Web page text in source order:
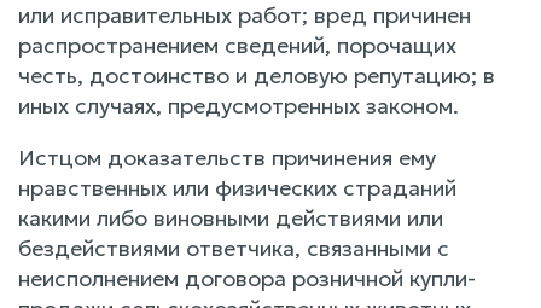
или исправительных работ; вред причинен
распространением сведений, порочащих
честь, достоинство и деловую репутацию; в
иных случаях, предусмотренных законом.
Истцом доказательств причинения ему
нравственных или физических страданий
какими либо виновными действиями или
бездействиями ответчика, связанными с
неисполнением договора розничной купли-